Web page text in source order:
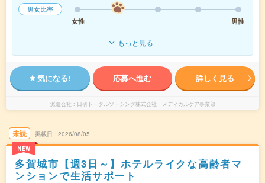
男女比率
女性
男性
もっと見る
気になる! 応募へ進む 詳しく見る
派遣会社 日研トータルソーシング株式会社 メディカルケア事業部
未読
NEW
掲載日 2026/08/05
多賀城市【週3日～】ホテルライクな高齢者マ
ンションで生活サポート